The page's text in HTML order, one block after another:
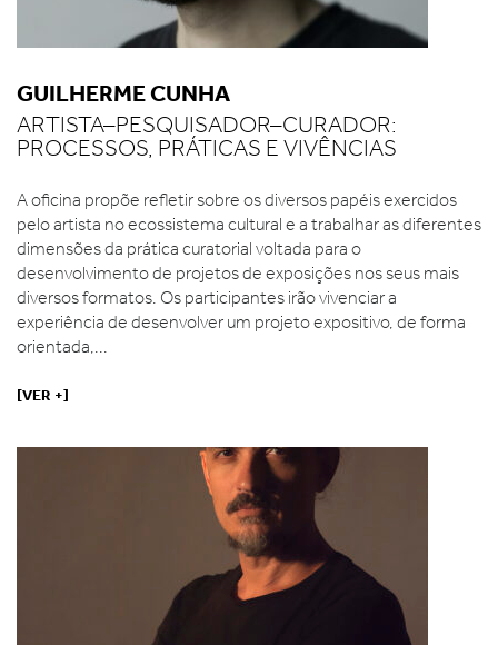
GUILHERME CUNHA
ARTISTA–PESQUISADOR–CURADOR:
PROCESSOS, PRÁTICAS E VIVÊNCIAS
A oficina propõe refletir sobre os diversos papéis exercidos
pelo artista no ecossistema cultural e a trabalhar as diferentes
dimensões da prática curatorial voltada para o
desenvolvimento de projetos de exposições nos seus mais
diversos formatos. Os participantes irão vivenciar a
experiência de desenvolver um projeto expositivo, de forma
orientada,...
[VER +]